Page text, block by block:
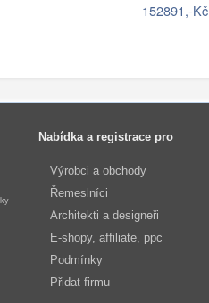
152891,-Kč
Nabídka a registrace pro
Výrobci a obchody
Řemeslníci
Architekti a designeři
E-shopy, affiliate, ppc
Podmínky
Přidat firmu